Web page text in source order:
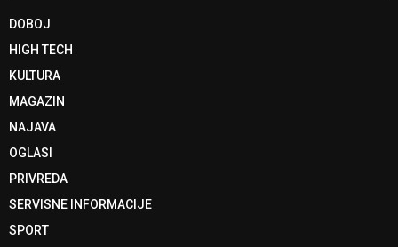
DOBOJ
HIGH TECH
KULTURA
MAGAZIN
NAJAVA
OGLASI
PRIVREDA
SERVISNE INFORMACIJE
SPORT